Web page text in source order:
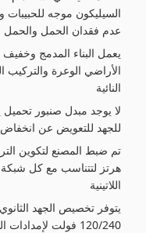
السيليكون موجه
عدم فقدان الحمل والحمل
يعمل البناء المدمج
الأراضي الوعرة والتركيب
النائية
لا يوجد مبدل صنبور
للجهد للتعويض عن انخفاض
هرتز لتتناسب مع كل شبكة
اللاتينية
يتوفر تخصيص الجهد
120/240 فولت